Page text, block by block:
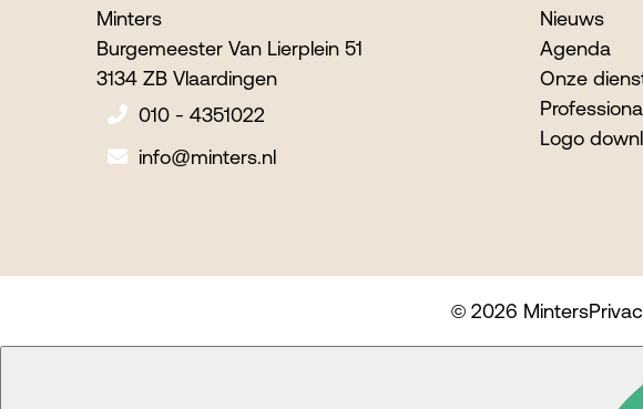
Minters
Burgemeester Van Lierplein 51
3134 ZB Vlaardingen
010 - 4351022
info@minters.nl
Nieuws
Agenda
Onze
Logo
© 2026 Minters